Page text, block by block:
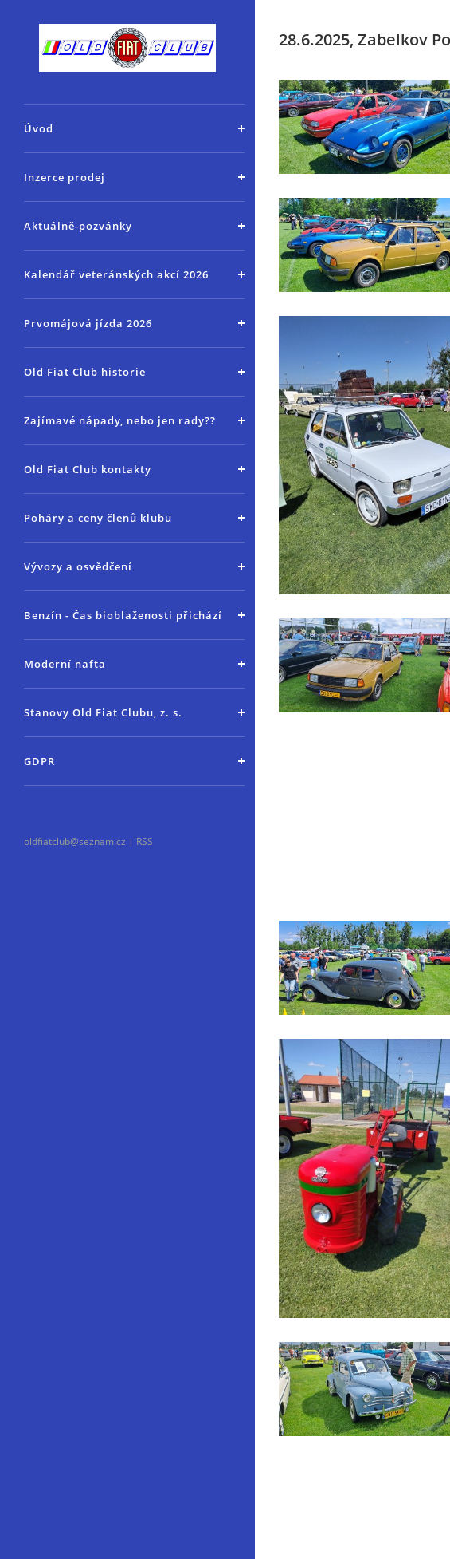
Úvod
Inzerce prodej
Aktuálně-pozvánky
Kalendář veteránských akcí 2026
Prvomájová jízda 2026
Old Fiat Club historie
Zajímavé nápady, nebo jen rady??
Old Fiat Club kontakty
Poháry a ceny členů klubu
Vývozy a osvědčení
Benzín - Čas bioblaženosti přichází
Moderní nafta
Stanovy Old Fiat Clubu, z. s.
GDPR
oldfiatclub@seznam.cz | RSS
28.6.2025, Zabelkov